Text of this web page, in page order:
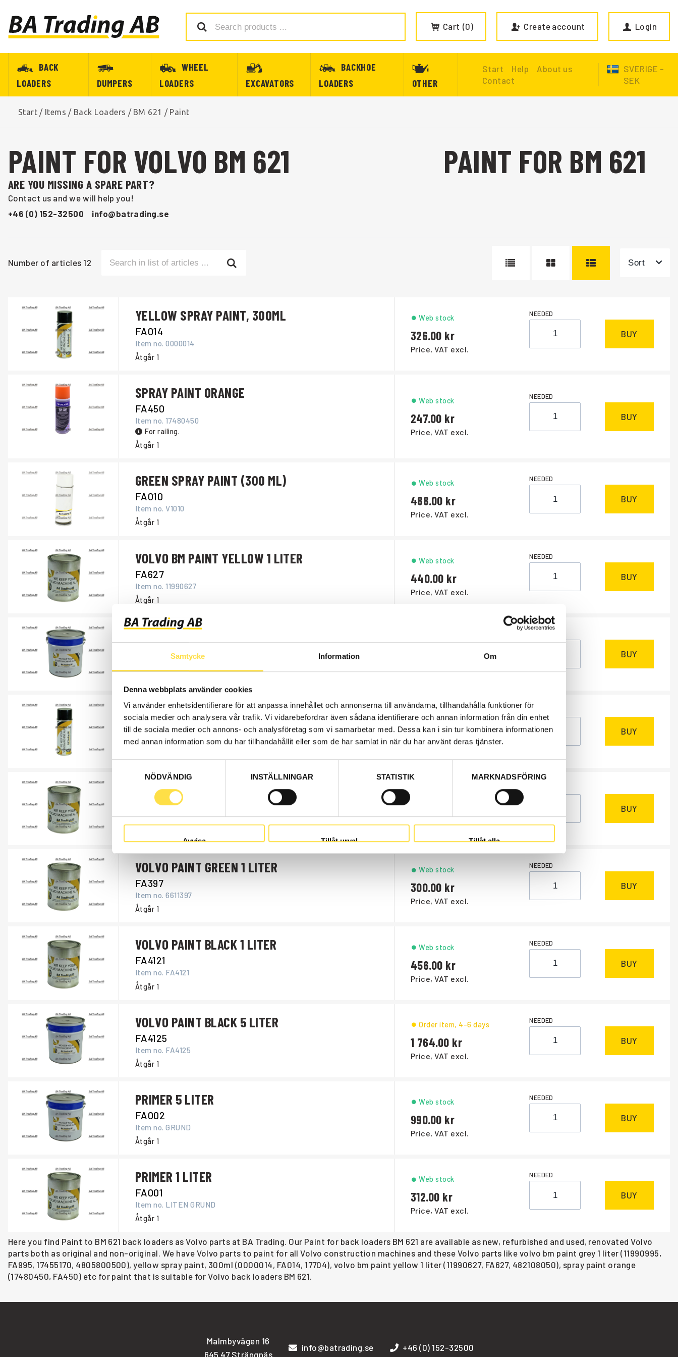
Samtycke Information Om
Denna webbplats använder cookies
Vi använder enhetsidentifierare för att anpassa innehållet och annonserna till användarna, tillhandahålla funktioner för
sociala medier och analysera vår trafik. Vi vidarebefordrar även sådana identifierare och annan information från din enhet
till de sociala medier och annons- och analysföretag som vi samarbetar med. Dessa kan i sin tur kombinera informationen
med annan information som du har tillhandahållit eller som de har samlat in när du har använt deras tjänster.
NÖDVÄNDIG
INSTÄLLNINGAR STATISTIK MARKNADSFÖRING
Avvisa Tillåt urval Tillåt alla
Cart 0 Create account Login
BACK
LOADERS
DUMPERS
WHEEL
LOADERS
EXCAVATORS
BACKHOE
LOADERS
OTHER
Start Help
About us
Contact
SVERIGE -
SEK
Start / Items / Back Loaders / BM 621 / Paint
PAINT FOR VOLVO BM 621 PAINT FOR BM 621
ARE YOU MISSING A SPARE PART?
Contact us and we will help you!
+46 (0) 152-32500
info@batrading.se
Number of articles 12 Sort
YELLOW SPRAY PAINT, 300ML
FA014
Item no.0000014
Åtgår 1
Price, VAT excl.
326.00
Web stock NEEDED
BUY
SPRAY PAINT ORANGE
FA450
Item no.17480450
For railing.
Åtgår 1
Price, VAT excl.
247.00
Web stock NEEDED
BUY
GREEN SPRAY PAINT (300 ML)
FA010
Item no.V1010
Åtgår 1
Price, VAT excl.
488.00
Web stock NEEDED
BUY
VOLVO BM PAINT YELLOW 1 LITER
FA627
Item no.11990627
Åtgår 1
Price, VAT excl.
440.00
Web stock NEEDED
BUY
VOLVO BM PAINT YELLOW 5 LITER
11990628
Price, VAT excl.
BUY
VOLVO SPRAY PAINT GREY
FA846
Item no.11990846
Price, VAT excl.
502.00
Web stock NEEDED
BUY
VOLVO BM PAINT GREY 1 LITER
FA995
Item no.11990995
Price, VAT excl.
BUY
VOLVO PAINT GREEN 1 LITER
FA397
Item no.6611397
Åtgår 1
Price, VAT excl.
300.00
Web stock NEEDED
BUY
VOLVO PAINT BLACK 1 LITER
FA4121
Item no. FA4121
Åtgår 1
Price, VAT excl.
456.00
Web stock NEEDED
BUY
VOLVO PAINT BLACK 5 LITER
FA4125
Item no. FA4125
Åtgår 1
Price, VAT excl.
1 764.00
Order item, 4-6 days NEEDED
BUY
PRIMER 5 LITER
FA002
Item no.GRUND
Åtgår 1
Price, VAT excl.
990.00
Web stock NEEDED
BUY
PRIMER 1 LITER
FA001
Item no. LITEN GRUND
Åtgår 1
Price, VAT excl.
312.00
Web stock NEEDED
BUY
Here you find Paint to BM 621 back loaders as Volvo parts at BA Trading. Our Paint for back loaders BM 621 are available as new, refurbished and used, renovated Volvo
parts both as original and non-original. We have Volvo parts to paint for all Volvo construction machines and these Volvo parts like volvo bm paint grey 1 liter (11990995,
FA995, 17455170, 4805800500), yellow spray paint, 300ml (0000014, FA014, 17704), volvo bm paint yellow 1 liter (11990627, FA627, 482108050), spray paint orange
(17480450, FA450) etc for paint that is suitable for Volvo back loaders BM 621.
Malmbyvägen 16
645 47 Strängnäs
info@batrading.se +46 (0) 152-32500